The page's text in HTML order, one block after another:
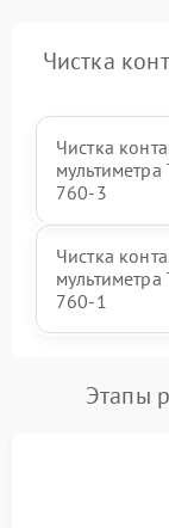
Чистка
Чистка
мультиметра
760-3
Чистка
мультиметра
760-1
Этапы